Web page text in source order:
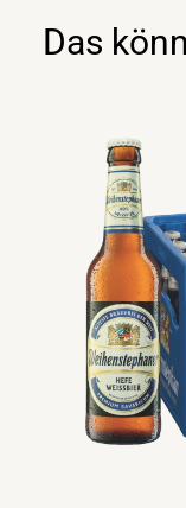
Das